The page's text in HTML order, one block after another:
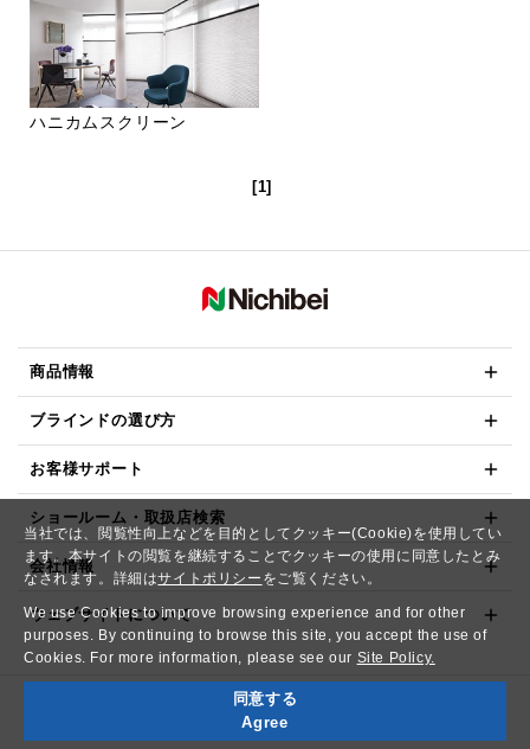
当社では、閲覧性向上などを目的としてクッキー(Cookie)を使用してい
ます。本サイトの閲覧を継続することでクッキーの使用に同意したとみ
なされます。詳細はサイトポリシー をご覧ください。
We use Cookies to improve browsing experience and for other
purposes. By continuing to browse this site, you accept the use of
Cookies. For more information, please see our Site Policy.
同意する
Agree
ハニカムスクリーン
[1]
商品情報
ブラインドの選び方
お客様サポート
ショールーム・取扱店検索
会社情報
ウェブサイトについて
Copyright© NICHIBEI CO.,LTD. All Rights Reserved.